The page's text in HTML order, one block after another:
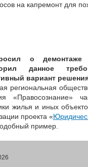
на капремонт для
о демонтаже
данное
вариант
региональная
«Правосознание»
жилья и иных
проекта «
пример.